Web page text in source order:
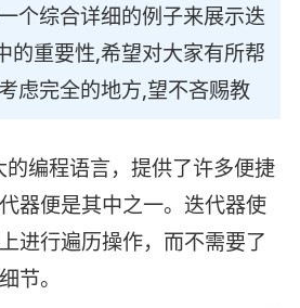
个综合详细的例子来展示迭
的重要性,希望对大家有所帮
虑完全的地方,望不吝赐教
编程语言，提供了许多便捷
器便是其中之一。迭代器使
进行遍历操作，而不需要了
节。